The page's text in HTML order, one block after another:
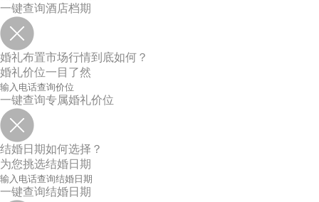
一键查询酒店档期
婚礼布置市场行情到底如何？
婚礼价位一目了然
一键查询专属婚礼价位
结婚日期如何选择？
为您挑选结婚日期
一键查询结婚日期